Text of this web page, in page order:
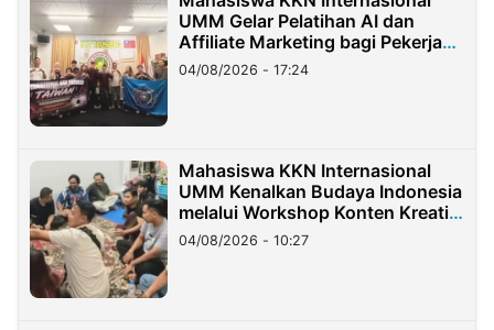
UMM Gelar Pelatihan AI dan
Affiliate Marketing bagi Pekerja
Migran Indonesia di Taiwan
04/08/2026 - 17:24
Mahasiswa KKN Internasional
UMM Kenalkan Budaya Indonesia
melalui Workshop Konten Kreatif
di Taiwan
04/08/2026 - 10:27